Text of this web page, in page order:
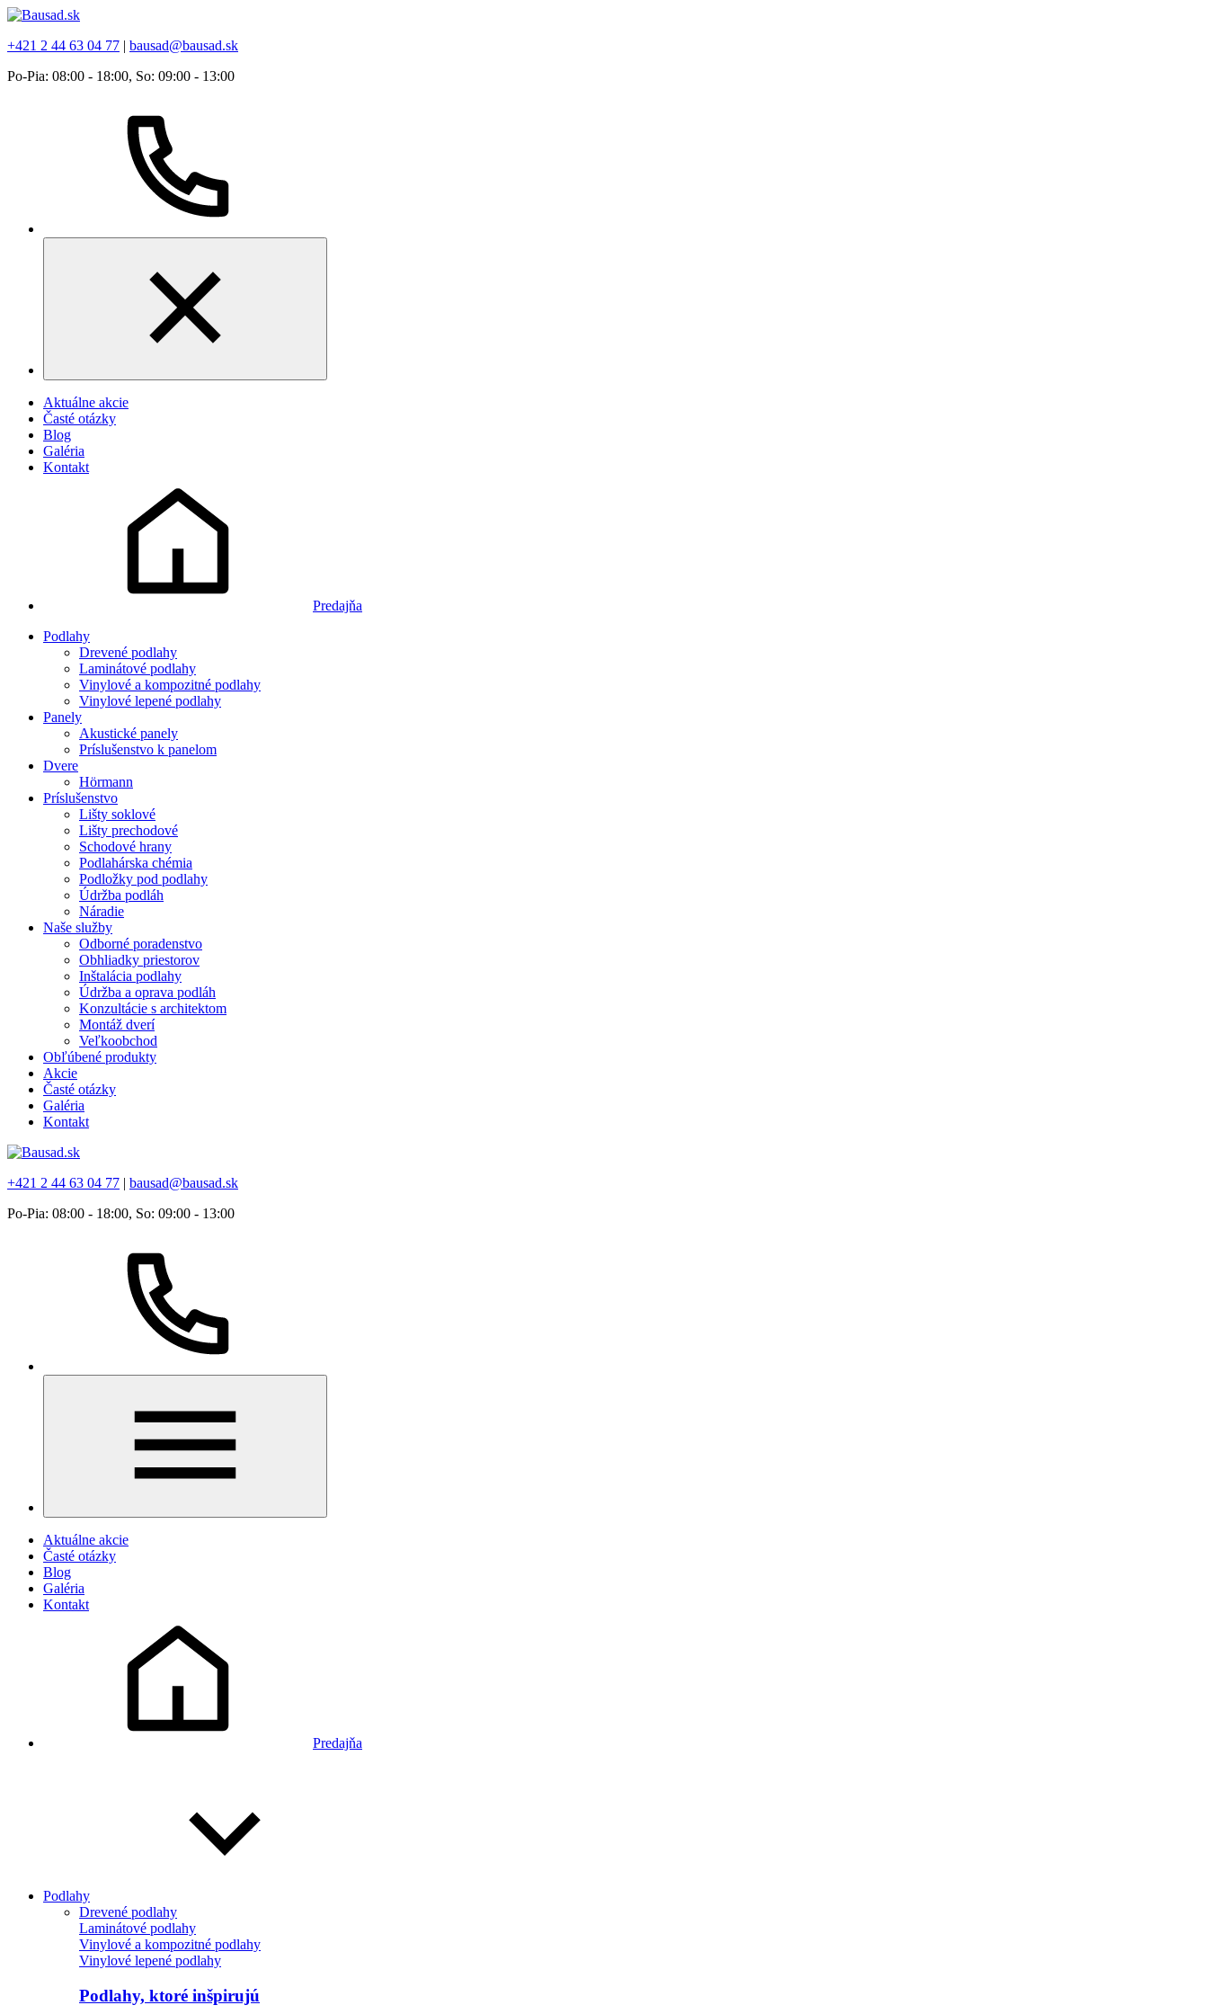
+421 2 44 63 04 77 | bausad@bausad.sk
Po-Pia: 08:00 - 18:00, So: 09:00 - 13:00
Aktuálne akcie
Časté otázky
Blog
Galéria
Kontakt
Predajňa
Podlahy
Drevené podlahy
Laminátové podlahy
Vinylové a kompozitné podlahy
Vinylové lepené podlahy
Panely
Akustické panely
Príslušenstvo k panelom
Dvere
Hörmann
Príslušenstvo
Lišty soklové
Lišty prechodové
Schodové hrany
Podlahárska chémia
Podložky pod podlahy
Údržba podláh
Náradie
Naše služby
Odborné poradenstvo
Obhliadky priestorov
Inštalácia podlahy
Údržba a oprava podláh
Konzultácie s architektom
Montáž dverí
Veľkoobchod
Obľúbené produkty
Akcie
Časté otázky
Galéria
Kontakt
+421 2 44 63 04 77 | bausad@bausad.sk
Po-Pia: 08:00 - 18:00, So: 09:00 - 13:00
Aktuálne akcie
Časté otázky
Blog
Galéria
Kontakt
Predajňa
Podlahy
Drevené podlahy
Laminátové podlahy
Vinylové a kompozitné podlahy
Vinylové lepené podlahy
Podlahy, ktoré inšpirujú